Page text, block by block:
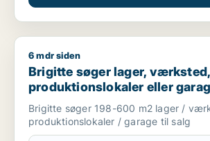
Brigitte søger lager, værksted,
6 mdr siden
Brigitte søger lager, værksted,
produktionslokaler eller
Aabenraa, Gråsten eller
Brigitte søger 198-600 m2 lager /
produktionslokaler / garage til salg